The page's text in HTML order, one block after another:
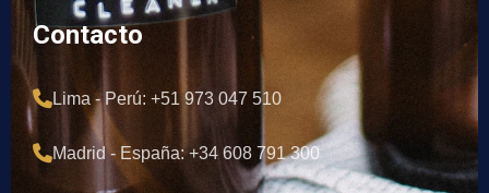
Contacto
Lima - Perú: +51 973 047 510
Madrid - España: +34 608 791 300